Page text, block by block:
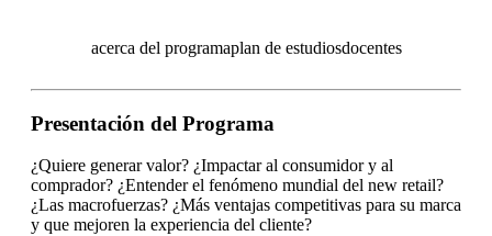
acerca del programaplan de estudiosdocentes
Presentación del Programa
¿Quiere generar valor? ¿Impactar al consumidor y al
comprador? ¿Entender el fenómeno mundial del new retail?
¿Las macrofuerzas? ¿Más ventajas competitivas para su marca
y que mejoren la experiencia del cliente?